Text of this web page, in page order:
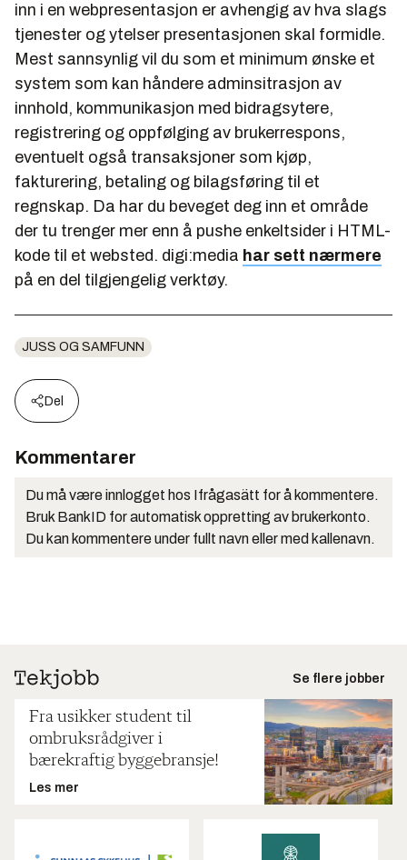
inn i en webpresentasjon er avhengig av hva slags
tjenester og ytelser presentasjonen skal formidle.
Mest sannsynlig vil du som et minimum ønske et
system som kan håndere adminsitrasjon av
innhold, kommunikasjon med bidragsytere,
registrering og oppfølging av brukerrespons,
eventuelt også transaksjoner som kjøp,
fakturering, betaling og bilagsføring til et
regnskap. Da har du beveget deg inn et område
der tu trenger mer enn å pushe enkeltsider i HTML-
kode til et websted. digi:media har sett nærmere
på en del tilgjengelig verktøy.
JUSS OG SAMFUNN
Del
Kommentarer
Du må være innlogget hos Ifrågasätt for å kommentere.
Bruk BankID for automatisk oppretting av brukerkonto.
Du kan kommentere under fullt navn eller med kallenavn.
Se flere jobber
Fra usikker student til
ombruksrådgiver i
bærekraftig byggebransje!
Les mer